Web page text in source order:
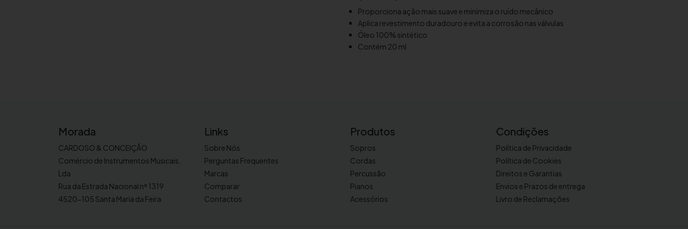
e
Ó
e
a
R
o
t
o
r
Proporciona ação mais suave e minimiza o ruído mecânico
Aplica revestimento duradouro e evita a corrosão nas válvulas
Óleo 100% sintético
Contém 20 ml
Morada
CARDOSO & CONCEIÇÃO
Comércio de Instrumentos Musicais,
Lda
Rua da Estrada Nacional nº 1319
4520-105 Santa Maria da Feira
Links
Sobre Nós
Perguntas Frequentes
Marcas
Comparar
Contactos
Produtos
Sopros
Cordas
Percussão
Pianos
Acessórios
Condições
Política de Privacidade
Política de Cookies
Direitos e Garantias
Envios e Prazos de entrega
Livro de Reclamações